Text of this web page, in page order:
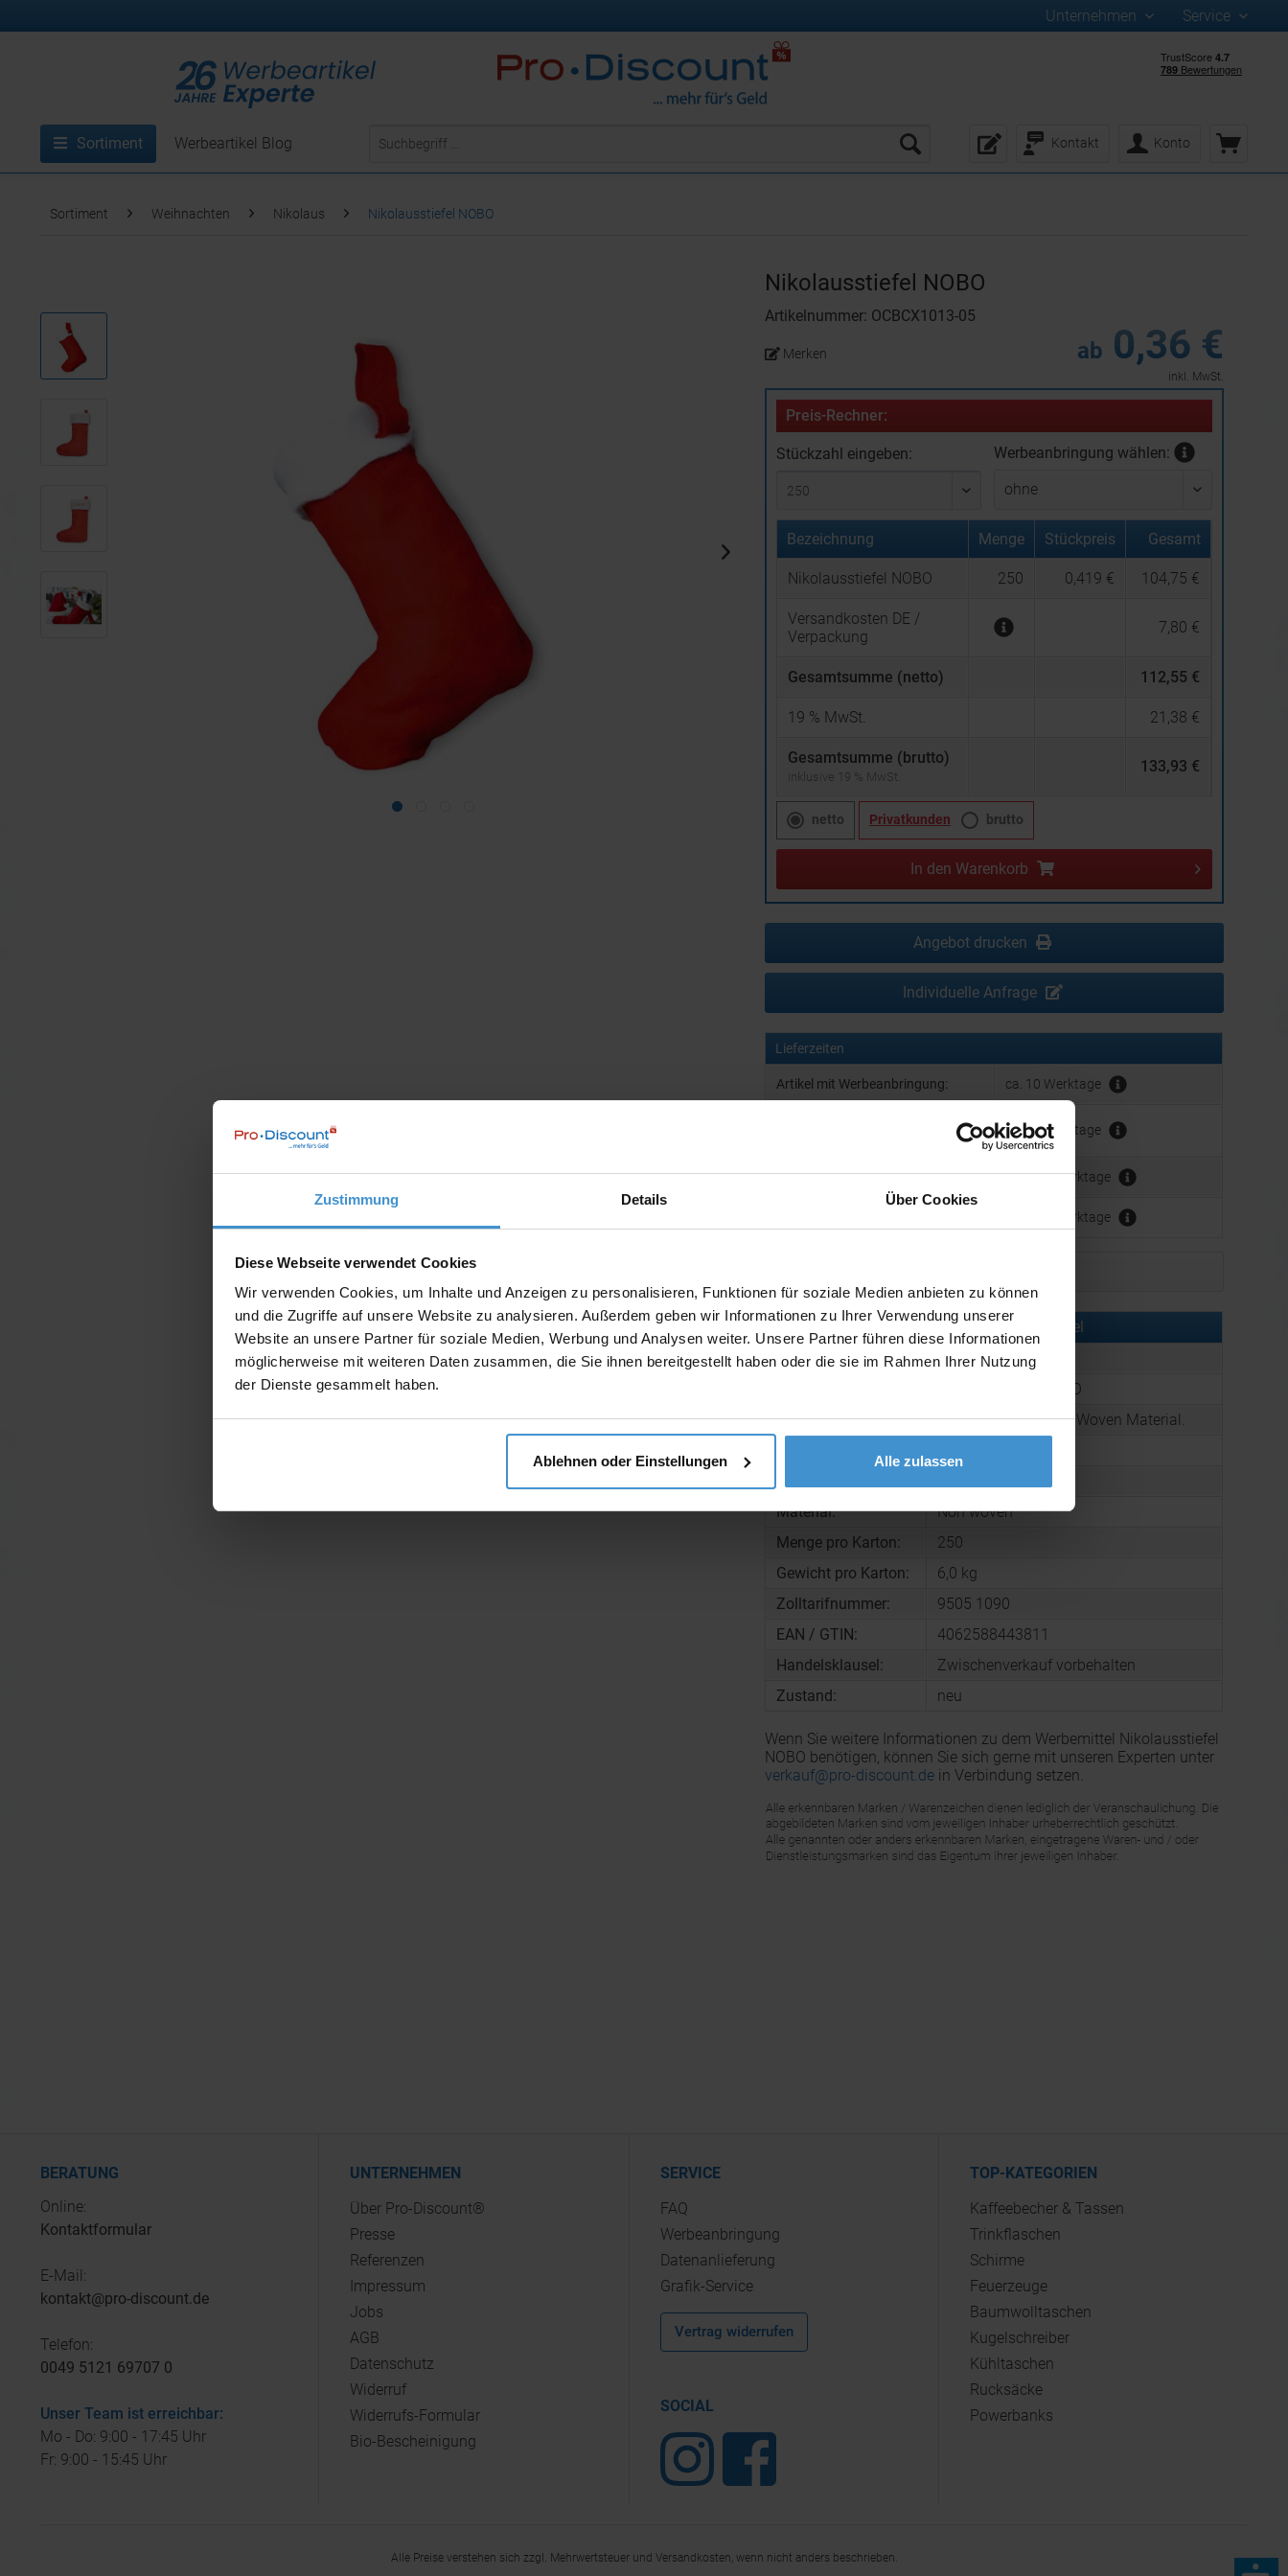
Zustimmung Details Über Cookies
Diese Webseite verwendet Cookies
Wir verwenden Cookies, um Inhalte und Anzeigen zu personalisieren, Funktionen für soziale Medien anbieten zu können
und die Zugriffe auf unsere Website zu analysieren. Außerdem geben wir Informationen zu Ihrer Verwendung unserer
Website an unsere Partner für soziale Medien, Werbung und Analysen weiter. Unsere Partner führen diese Informationen
möglicherweise mit weiteren Daten zusammen, die Sie ihnen bereitgestellt haben oder die sie im Rahmen Ihrer Nutzung
der Dienste gesammelt haben.
Ablehnen oder Einstellungen Alle zulassen
Unternehmen Service
Kontakt Konto
Sortiment Werbeartikel Blog
Sortiment Weihnachten Nikolaus Nikolausstiefel NOBO
Nikolausstiefel NOBO
Artikelnummer: OCBCX1013-05
ab 0,36 €
inkl. MwSt.
Merken
Preis-Rechner:
Stückzahl eingeben: Werbeanbringung wählen:
Bezeichnung Menge Stückpreis Gesamt
Nikolausstiefel NOBO 250 0,419 € 104,75 €
Versandkosten DE /
Verpackung
7,80 €
Gesamtsumme (netto) 112,55 €
19 % MwSt. 21,38 €
Gesamtsumme (brutto)
inklusive 19 % MwSt.
133,93 €
netto Privatkunden brutto
In den Warenkorb
Angebot drucken
Individuelle Anfrage
Lieferzeiten
Artikel mit Werbeanbringung: ca. 10 Werktage
Muster mit Ihrer Werbeanbringung
ca. 10 Werktage
Artikel ohne Werbeanbringung: ca. 3 - 5 Werktage
ca. 3 - 5 Werktage
Produktinformationen zu diesem Werbeartikel
Artikelnummer:
OCBCX1013-05
Nikolausstiefel NOBO
Beschreibung:
Nikolausstiefel. Non Woven Material.
Material:
Non woven
Menge pro Karton:
250
Gewicht pro Karton:
6,0 kg
Zolltarifnummer:
9505 1090
EAN / GTIN:
4062588443811
Handelsklausel:
Zwischenverkauf vorbehalten
Zustand:
neu
Wenn Sie weitere Informationen zu dem Werbemittel Nikolausstiefel
NOBO benötigen, können Sie sich gerne mit unseren Experten unter
verkauf@pro-discount.dein Verbindung setzen.
BERATUNG
Online:
Kontaktformular
E-Mail:
kontakt@pro-discount.de
Telefon:
0049 5121 69707 0
Unser Team ist erreichbar:
Mo - Do: 9:00 - 17:45 Uhr
Fr: 9:00 - 15:45 Uhr
UNTERNEHMEN
Über Pro-Discount®
Presse
Referenzen
Impressum
Jobs
AGB
Datenschutz
Widerruf
Widerrufs-Formular
Bio-Bescheinigung
SERVICE
FAQ
Werbeanbringung
Datenanlieferung
Grafik-Service
Vertrag widerrufen
SOCIAL
TOP-KATEGORIEN
Kaffeebecher & Tassen
Trinkflaschen
Schirme
Feuerzeuge
Baumwolltaschen
Kugelschreiber
Kühltaschen
Rucksäcke
Powerbanks
Alle Preise verstehen sich zzgl. Mehrwertsteuer und Versandkosten, wenn nicht anders beschrieben.